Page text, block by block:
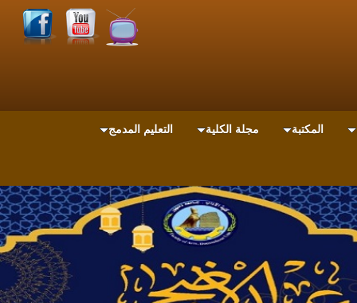
المكتبة مجلة الكلية التعليم المدمج